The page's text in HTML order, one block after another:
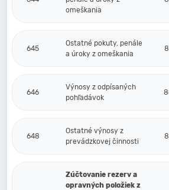
omeškania
645
Ostatné pokuty, penále
a úroky z omeškania
646
Výnosy z odpísaných
pohľadávok
648
Ostatné výnosy z
prevádzkovej činnosti
Zúčtovanie rezerv a
opravných položiek z